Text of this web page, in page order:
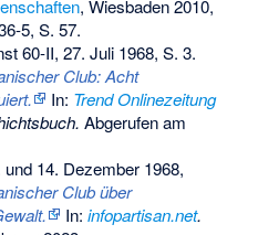
, Wiesbaden 2010,
5, S. 57.
60-II, 27. Juli 1968, S. 3.
Club: Acht
In: Trend Onlinezeitung
Abgerufen am
14. Dezember 1968,
Club über
In:infopartisan.net.